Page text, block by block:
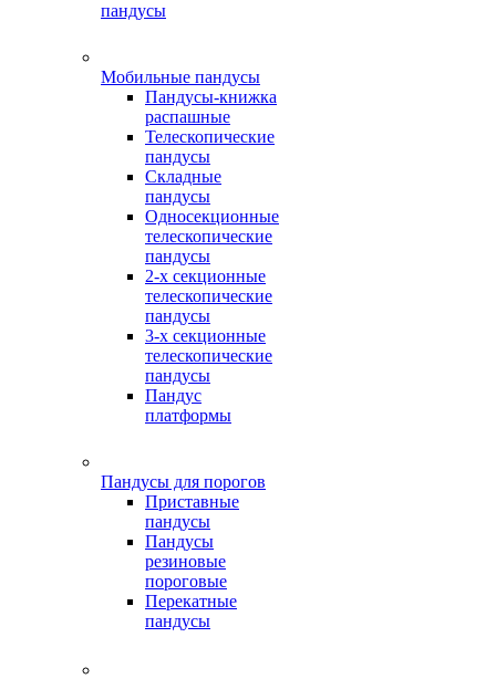
пандусы
Мобильные пандусы
Пандусы-книжка
распашные
Телескопические
пандусы
Складные
пандусы
Односекционные
телескопические
пандусы
2-х секционные
телескопические
пандусы
3-х секционные
телескопические
пандусы
Пандус
платформы
Пандусы для порогов
Приставные
пандусы
Пандусы
резиновые
пороговые
Перекатные
пандусы